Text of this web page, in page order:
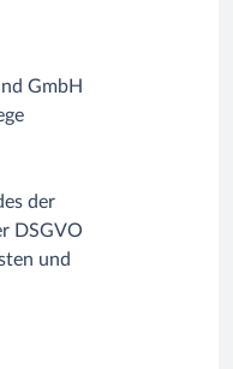
GmbH
der
DSGVO
und